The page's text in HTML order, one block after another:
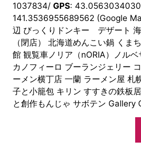
1037834/ GPS:
141.3536955689562 (Google
辺 びっくりドンキー デザート
（閉店） 北海道めんこい鍋 くま
館 観覧車ノリア（nORIA）ノル
カノフィーロ ブーランジェリー
ーメン横丁店 一蘭 ラーメン屋 札
子と小籠包 キリン すすきの鉄板
と創作もんじゃ サボテン Gallery